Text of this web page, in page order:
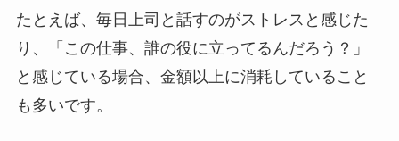
たとえば、毎日上司と話すのがストレスと感じた
り、「この仕事、誰の役に立ってるんだろう？」
と感じている場合、金額以上に消耗していること
も多いです。